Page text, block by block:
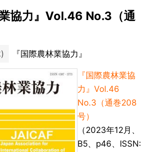
業協力』Vol.46 No.3（通
『国際農林業協力』
『国際農林業協
力』Vol.46
No.3（通巻208
号）
（2023年12月、
B5、p46、ISSN: